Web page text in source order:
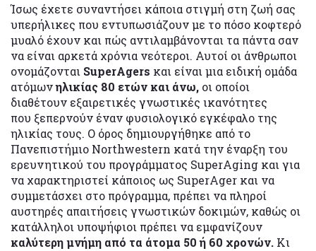
Ίσως έχετε συναντήσει κάποια στιγμή στη ζωή σας
υπερήλικες που εντυπωσιάζουν με το πόσο κοφτερό
μυαλό έχουν και πώς αντιλαμβάνονται τα πάντα σαν
να είναι αρκετά χρόνια νεότεροι. Αυτοί οι άνθρωποι
ονομάζονται SuperAgers και είναι μια ειδική ομάδα
ατόμωνηλικίας 80 ετών και άνω, οι οποίοι
διαθέτουν εξαιρετικές γνωστικές ικανότητες
που ξεπερνούν έναν φυσιολογικό εγκέφαλο της
ηλικίας τους. Ο όρος δημιουργήθηκε από το
Πανεπιστήμιο Northwestern κατά την έναρξη του
ερευνητικού του προγράμματος SuperAging και για
να χαρακτηριστεί κάποιος ως SuperAger και να
συμμετάσχει στο πρόγραμμα, πρέπει να πληροί
αυστηρές απαιτήσεις γνωστικών δοκιμών, καθώς οι
κατάλληλοι υποψήφιοι πρέπει να εμφανίζουν
καλύτερη μνήμη από τα άτομα 50 ή 60 χρονών. Κι